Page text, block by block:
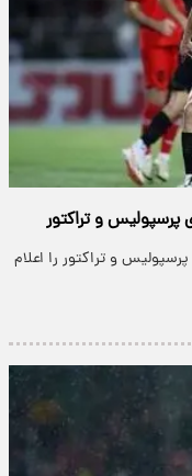
پرسپولیس و تراکتور
و تراکتور را اعلام